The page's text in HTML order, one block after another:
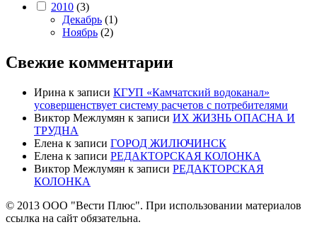
2010 (3)
Декабрь (1)
Ноябрь (2)
Свежие комментарии
Ирина к записи КГУП «Камчатский водоканал»
усовершенствует систему расчетов с потребителями
Виктор Межлумян к записи ИХ ЖИЗНЬ ОПАСНА И
ТРУДНА
Елена к записи ГОРОД ЖИЛЮЧИНСК
Елена к записи РЕДАКТОРСКАЯ КОЛОНКА
Виктор Межлумян к записи РЕДАКТОРСКАЯ
КОЛОНКА
© 2013 ООО "Вести Плюс". При использовании материалов
ссылка на сайт обязательна.